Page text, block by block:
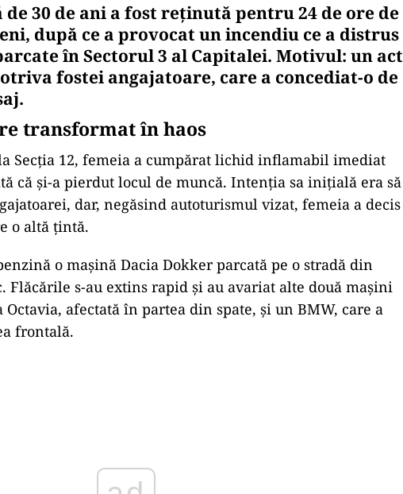
30 de ani a fost reținută pentru 24 de ore de
după ce a provocat un incendiu ce a distrus
în Sectorul 3 al Capitalei. Motivul: un act
fostei angajatoare, care a concediat-o de
transformat în haos
Secția 12, femeia a cumpărat lichid inflamabil imediat
că și-a pierdut locul de muncă. Intenția sa inițială era să
dar, negăsind autoturismul vizat, femeia a decis
o altă țintă.
o mașină Dacia Dokker parcată pe o stradă din
Flăcările s-au extins rapid și au avariat alte două mașini
afectată în partea din spate, și un BMW, care a
frontală.